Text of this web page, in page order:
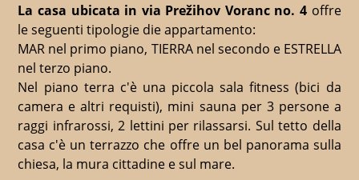
La casa ubicata in via Prežihov Voranc no. 4 offre
le seguenti tipologie die appartamento:
MAR nel primo piano, TIERRA nel secondo e ESTRELLA
nel terzo piano.
Nel piano terra c'è una piccola sala fitness (bici da
camera e altri requisti), mini sauna per 3 persone a
raggi infrarossi, 2 lettini per rilassarsi. Sul tetto della
casa c'è un terrazzo che offre un bel panorama sulla
chiesa, la mura cittadine e sul mare.